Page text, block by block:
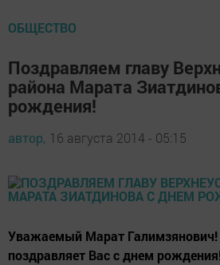
ОБЩЕСТВО
Поздравляем главу
района Марата
рождения!
автор, 16 августа 2014 - 05:15
Уважаемый Марат Галимзянович!
поздравляет Вас с днем